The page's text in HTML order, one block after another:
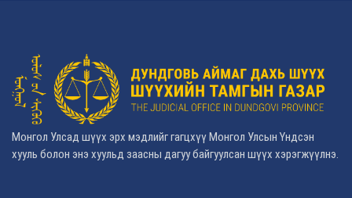
Монгол Улсад шүүх эрх мэдлийг гагцхүү Монгол Улсын Үндсэн
хууль болон энэ хуульд заасны дагуу байгуулсан шүүх хэрэгжүүлнэ.